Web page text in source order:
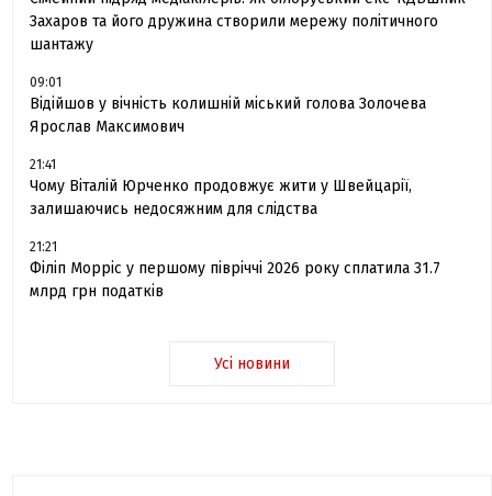
Захаров та його дружина створили мережу політичного
шантажу
09:01
Відійшов у вічність колишній міський голова Золочева
Ярослав Максимович
21:41
Чому Віталій Юрченко продовжує жити у Швейцарії,
залишаючись недосяжним для слідства
21:21
Філіп Морріс у першому півріччі 2026 року сплатила 31.7
млрд грн податків
Усі новини